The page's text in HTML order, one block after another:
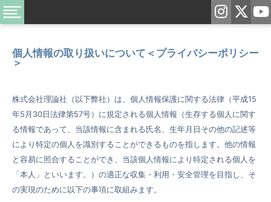
個人情報の取り扱いについて＜プライバシーポリシー
＞
株式会社理論社（以下弊社）は、個人情報保護に関する法律（平成15
年5月30日法律第57号）に規定される個人情報（生存する個人に関す
る情報であって、当該情報に含まれる氏名、生年月日その他の記述等
により特定の個人を識別することができるものを指します。他の情報
と容易に照合することができ、当該個人情報により特定される個人を
「本人」といいます。）の適正な収集・利用・安全管理を目指し、そ
の実現のために以下の事項に取組みます。